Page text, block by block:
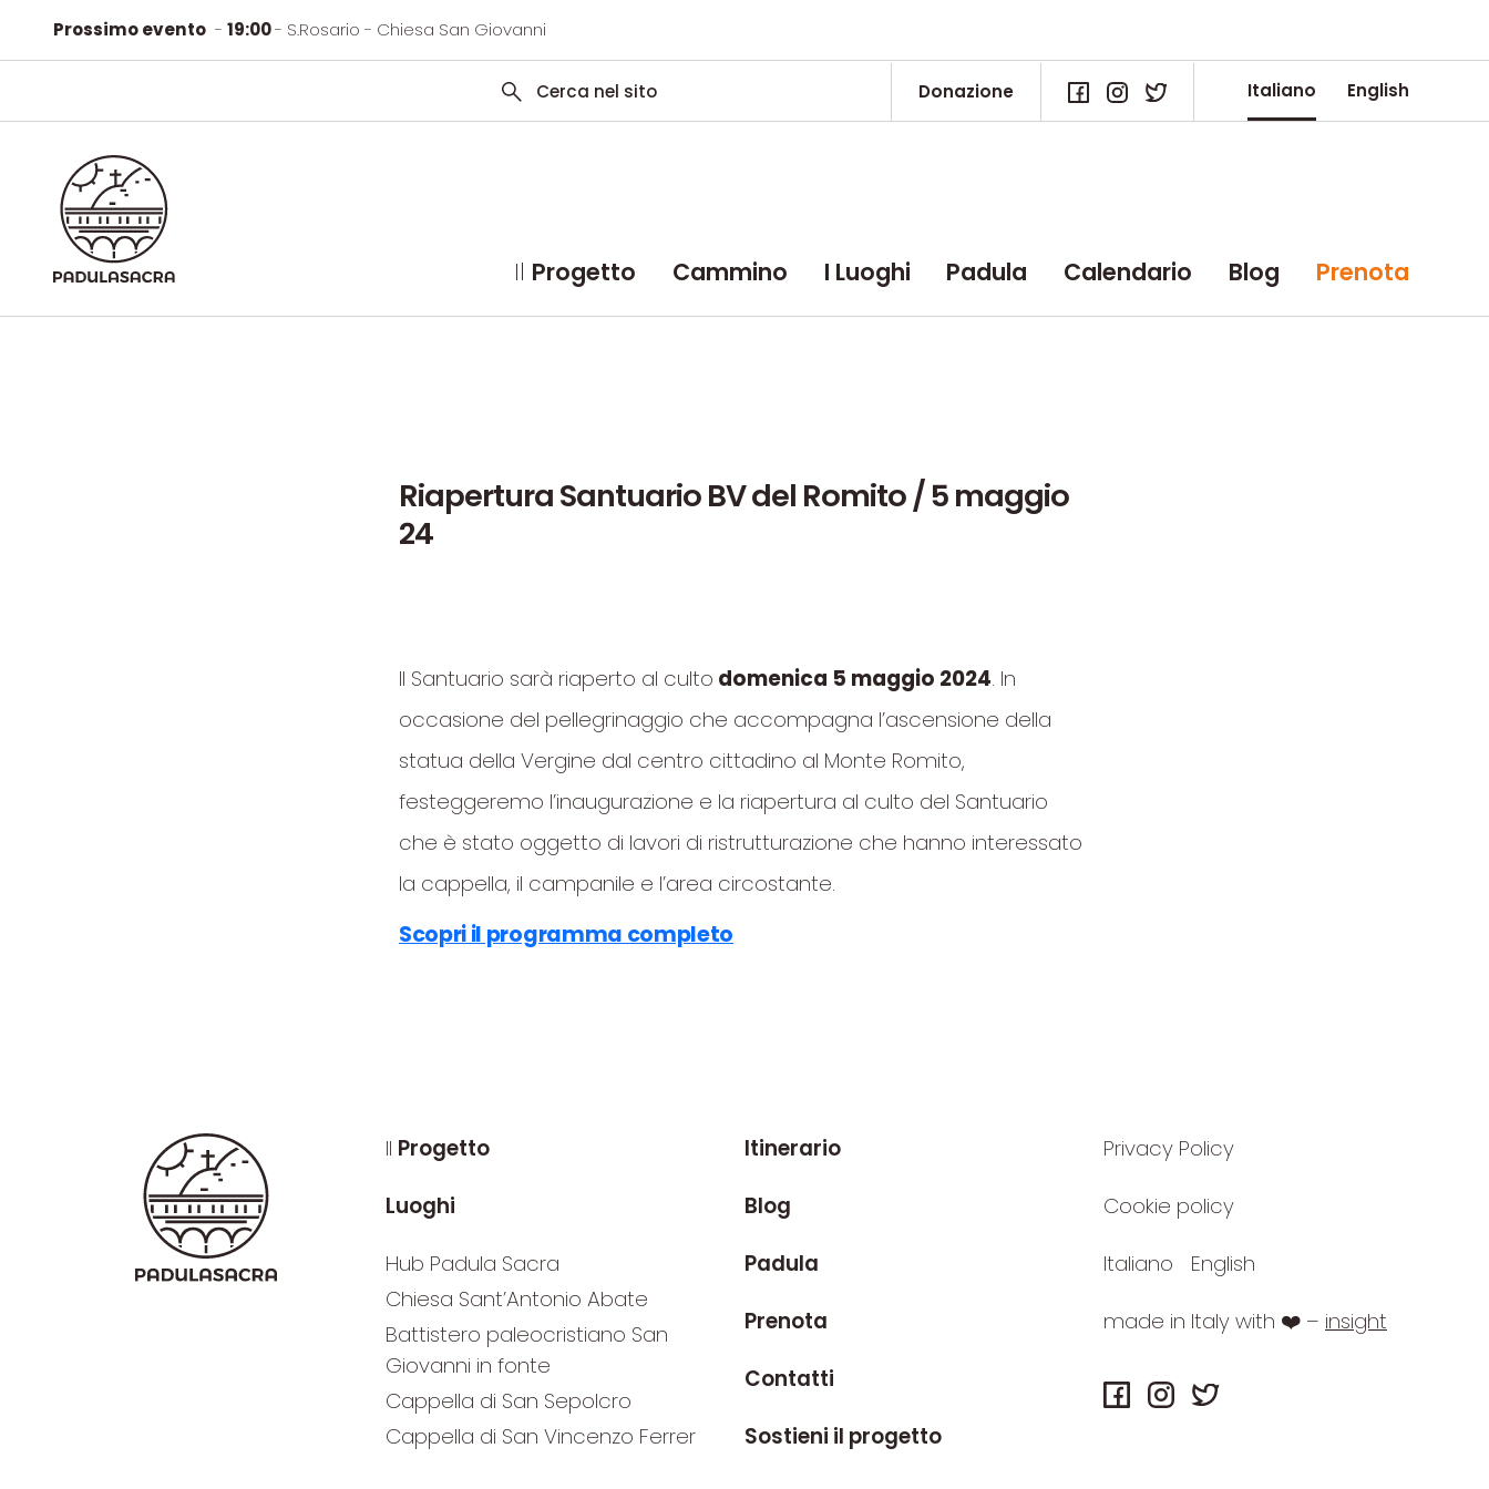
Prossimo evento - 19:00- S.Rosario - Chiesa San Giovanni
Donazione Italiano English
Il Progetto Cammino I Luoghi Padula Calendario Blog Prenota
RiaperturaSantuarioBVdel Romito/5maggio
24
Il Santuario sarà riaperto al culto domenica 5 maggio 2024. In
occasione del pellegrinaggio che accompagna l’ascensione della
statua della Vergine dal centro cittadino al Monte Romito,
festeggeremo l’inaugurazione e la riapertura al culto del Santuario
che è stato oggetto di lavori di ristrutturazione che hanno interessato
la cappella, il campanile e l’area circostante.
Scopri il programma completo
Il Progetto
Luoghi
Hub Padula Sacra
Chiesa Sant’Antonio Abate
Battistero paleocristiano San
Giovanni in fonte
Cappella di San Sepolcro
Cappella di San Vincenzo Ferrer
Itinerario
Blog
Padula
Prenota
Contatti
Sostieni il progetto
Privacy Policy
Cookie policy
Italiano
English
made in Italy with ❤️ – insight